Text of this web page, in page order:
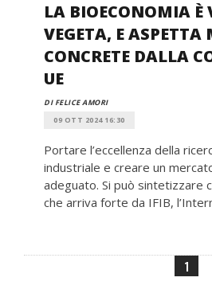
LA BIOECONOMIA È
VEGETA, E ASPETTA
CONCRETE DALLA
UE
DI FELICE AMORI
09 OTT 2024 16:30
Portare l’eccellenza della
industriale e creare un
adeguato. Si può sintetizzare
che arriva forte da IFIB,
1